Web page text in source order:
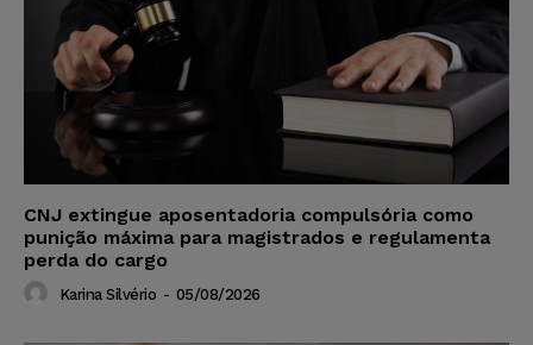
CNJ extingue aposentadoria compulsória como
punição máxima para magistrados e regulamenta
perda do cargo
Karina Silvério - 05/08/2026